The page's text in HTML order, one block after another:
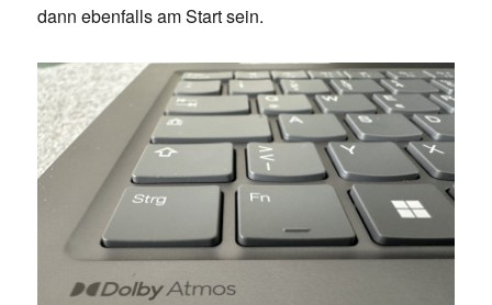
dann ebenfalls am Start sein.